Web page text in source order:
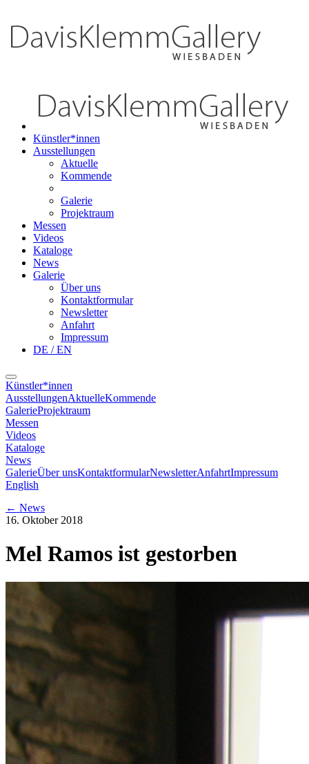
Künstler*innen
Ausstellungen
Aktuelle
Kommende
Galerie
Projektraum
Messen
Videos
Kataloge
News
Galerie
Über uns
Kontaktformular
Newsletter
Anfahrt
Impressum
DE / EN
Künstler*innen
AusstellungenAktuelleKommende
GalerieProjektraum
Messen
Videos
Kataloge
News
GalerieÜber unsKontaktformularNewsletterAnfahrtImpressum
English
← News
16. Oktober 2018
Mel Ramos ist gestorben